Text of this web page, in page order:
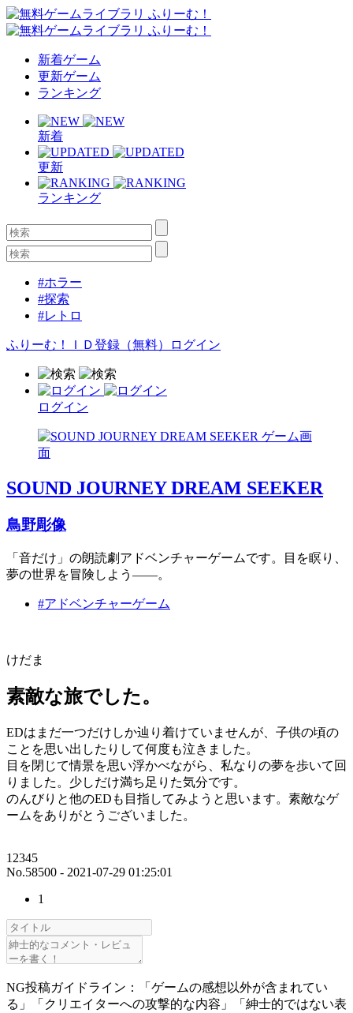
新着ゲーム
更新ゲーム
ランキング
新着
更新
ランキング
#ホラー
#探索
#レトロ
ふりーむ！ＩＤ登録（無料） ログイン
ログイン
SOUND JOURNEY DREAM SEEKER
鳥野彫像
「音だけ」の朗読劇アドベンチャーゲームです。目を瞑り、
夢の世界を冒険しよう――。
#アドベンチャーゲーム
けだま
素敵な旅でした。
EDはまだ一つだけしか辿り着けていませんが、子供の頃の
ことを思い出したりして何度も泣きました。
目を閉じて情景を思い浮かべながら、私なりの夢を歩いて回
りました。少しだけ満ち足りた気分です。
のんびりと他のEDも目指してみようと思います。素敵なゲ
ームをありがとうございました。
12345
No.58500 - 2021-07-29 01:25:01
1
NG投稿ガイドライン：「ゲームの感想以外が含まれてい
る」「クリエイターへの攻撃的な内容」「紳士的ではない表